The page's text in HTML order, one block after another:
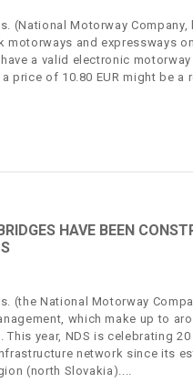
(National Motorway
motorways and expressways
a valid electronic
price of 10.80 EUR might be
HAVE BEEN
(the National Motorway
which make up to
year, NDS is celebrating
network since its
(north Slovakia).